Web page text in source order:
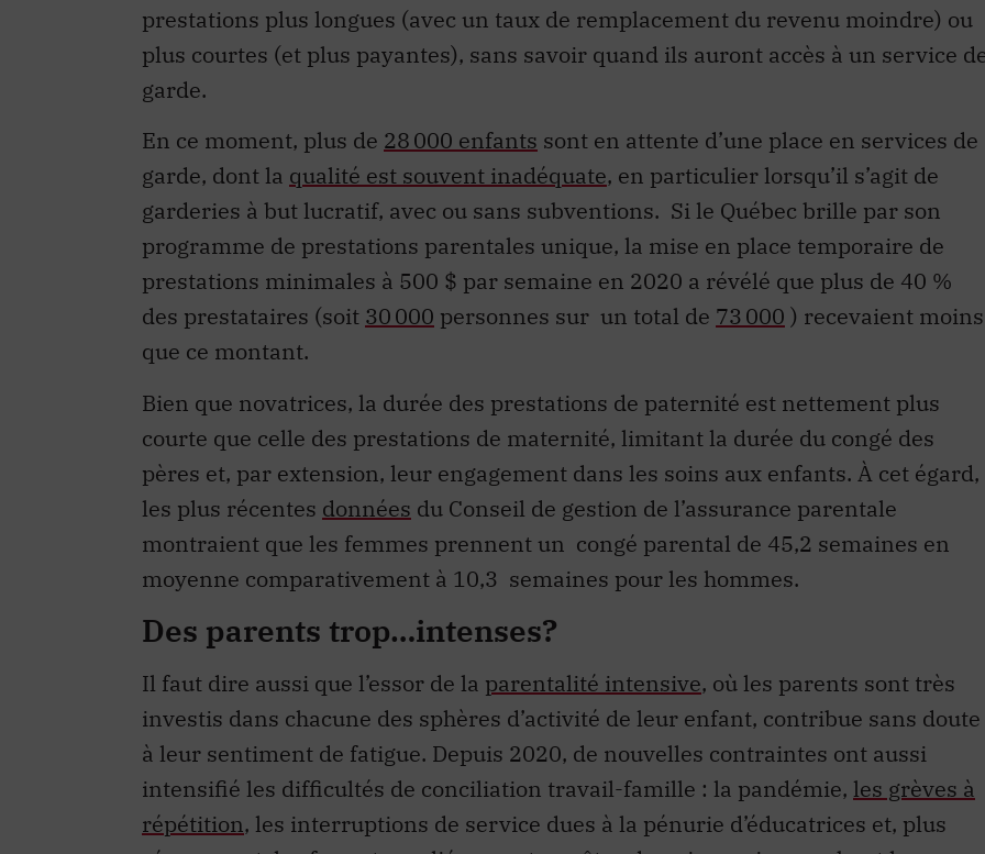
prestations plus longues (avec un taux de remplacement du revenu moindre) ou
plus courtes (et plus payantes), sans savoir quand ils auront accès à un service
garde.
En ce moment, plus de 28 000 enfants sont en attente d’une place en services de
garde, dont la qualité est souvent inadéquate, en particulier lorsqu’il s’agit de
garderies à but lucratif, avec ou sans subventions. Si le Québec brille par son
programme de prestations parentales unique, la mise en place temporaire de
prestations minimales à 500 $ par semaine en 2020 a révélé que plus de 40 %
des prestataires (soit 30 000 personnes sur un total de 73 000 ) recevaient moins
que ce montant.
Bien que novatrices, la durée des prestations de paternité est nettement plus
courte que celle des prestations de maternité, limitant la durée du congé des
pères et, par extension, leur engagement dans les soins aux enfants. À cet égard,
les plus récentes données du Conseil de gestion de l’assurance parentale
montraient que les femmes prennent un congé parental de 45,2 semaines en
moyenne comparativement à 10,3 semaines pour les hommes.
Des parents trop…intenses?
Il faut dire aussi que l’essor de la parentalité intensive, où les parents sont très
investis dans chacune des sphères d’activité de leur enfant, contribue sans doute
à leur sentiment de fatigue. Depuis 2020, de nouvelles contraintes ont aussi
intensifié les difficultés de conciliation travail-famille : la pandémie, les grèves à
répétition, les interruptions de service dues à la pénurie d’éducatrices et, plus